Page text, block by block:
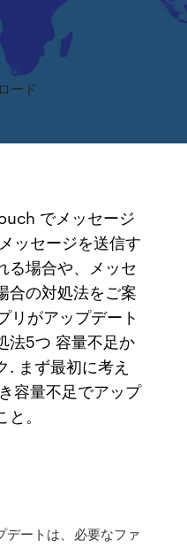
ード
でメッセージ
ッセージを送信す
る場合や、メッセ
合の対処法をご案
リがアップデート
法5つ 容量不足か
. まず最初に考え
容量不足でアップ
。
デートは、必要なファ